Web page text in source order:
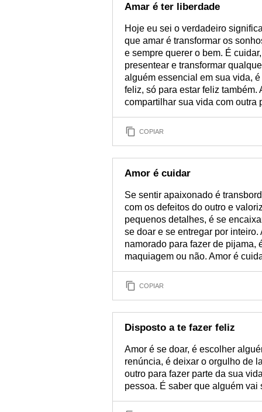
Amar é ter liberdade
Hoje eu sei o verdadeiro
que amar é transformar os
e sempre querer o bem. É
presentear e transformar
alguém essencial em sua vida,
feliz, só para estar feliz também.
compartilhar sua vida com outra
COPIAR
Amor é cuidar
Se sentir apaixonado é
com os defeitos do outro e
pequenos detalhes, é se
se doar e se entregar por
namorado para fazer de pijama,
maquiagem ou não. Amor é
COPIAR
Disposto a te fazer feliz
Amor é se doar, é escolher
renúncia, é deixar o orgulho de
outro para fazer parte da sua
pessoa. É saber que alguém vai